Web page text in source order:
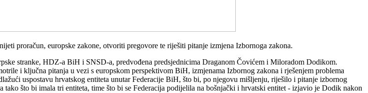
proračun, europske zakone, otvoriti pregovore te riješiti pitanje izmjena Izbornoga zakona.
stranke, HDZ-a BiH i SNSD-a, predvođena predsjednicima Draganom Čovićem i Miloradom Dodikom.
i ključna pitanja u vezi s europskom perspektivom BiH, izmjenama Izbornog zakona i rješenjem problema
uspostavu hrvatskog entiteta unutar Federacije BiH, što bi, po njegovu mišljenju, riješilo i pitanje izbornog
što bi imala tri entiteta, time što bi se Federacija podijelila na bošnjački i hrvatski entitet - izjavio je Dodik nakon